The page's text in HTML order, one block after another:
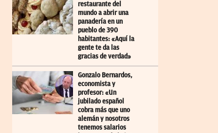
restaurante del
mundo a abrir una
panadería en un
pueblo de 390
habitantes: «Aquí la
gente te da las
gracias de verdad»
Gonzalo Bernardos,
economista y
profesor: «Un
jubilado español
cobra más que uno
alemán y nosotros
tenemos salarios